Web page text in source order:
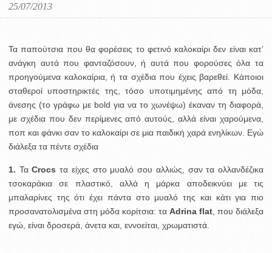
25/07/2013
Τα παπούτσια που θα φορέσεις το φετινό καλοκαίρι δεν είναι κατ’
ανάγκη αυτά που φανταζόσουν, ή αυτά που φορούσες όλα τα
προηγούμενα καλοκαίρια, ή τα σχέδια που έχεις βαρεθεί. Κάποιοι
σταθεροί υποστηρικτές της, τόσο υποτιμημένης από τη μόδα,
άνεσης (το γράφω με bold για να το χωνέψω) έκαναν τη διαφορά,
με σχέδια που δεν περίμενες από αυτούς, αλλά είναι χαρούμενα,
ποπ και φάνκι σαν το καλοκαίρι σε μια παιδική χαρά ενηλίκων. Εγώ
διάλεξα τα πέντε σχέδια
1. ΤαCrocs τα είχες στο μυαλό σου αλλιώς, σαν τα ολλανδέζικα
τσοκαράκια σε πλαστικό, αλλά η μάρκα αποδεικνύει με τις
μπαλαρίνες της ότι έχει πάντα στο μυαλό της και κάτι για πιο
προσανατολισμένα στη μόδα κορίτσια: τα Adrina flat , που διάλεξα
εγώ, είναι δροσερά, άνετα και, εννοείται, χρωματιστά.